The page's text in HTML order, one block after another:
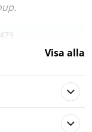
Visa alla